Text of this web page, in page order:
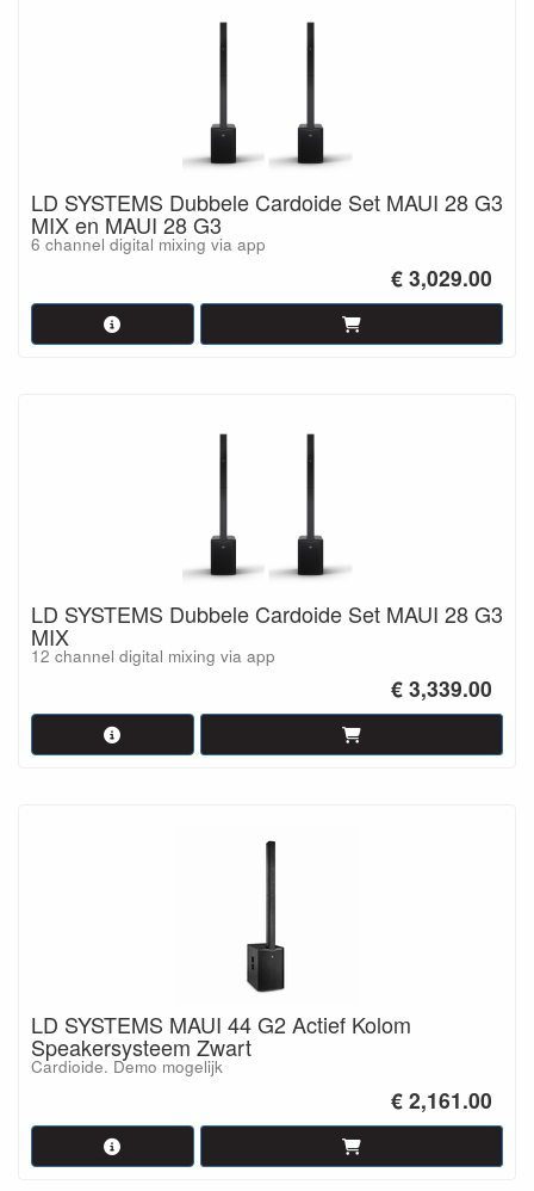
LD SYSTEMS Dubbele Cardoide Set MAUI 28 G3
MIX en MAUI 28 G3
6 channel digital mixing via app
€ 3,029.00
LD SYSTEMS Dubbele Cardoide Set MAUI 28 G3
MIX
12 channel digital mixing via app
€ 3,339.00
LD SYSTEMS MAUI 44 G2 Actief Kolom
Speakersysteem Zwart
Cardioide. Demo mogelijk
€ 2,161.00